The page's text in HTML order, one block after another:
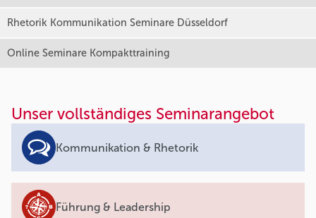
Rhetorik Kommunikation Seminare Düsseldorf
Online Seminare Kompakttraining
Unser vollständiges Seminarangebot
Kommunikation & Rhetorik
Führung & Leadership